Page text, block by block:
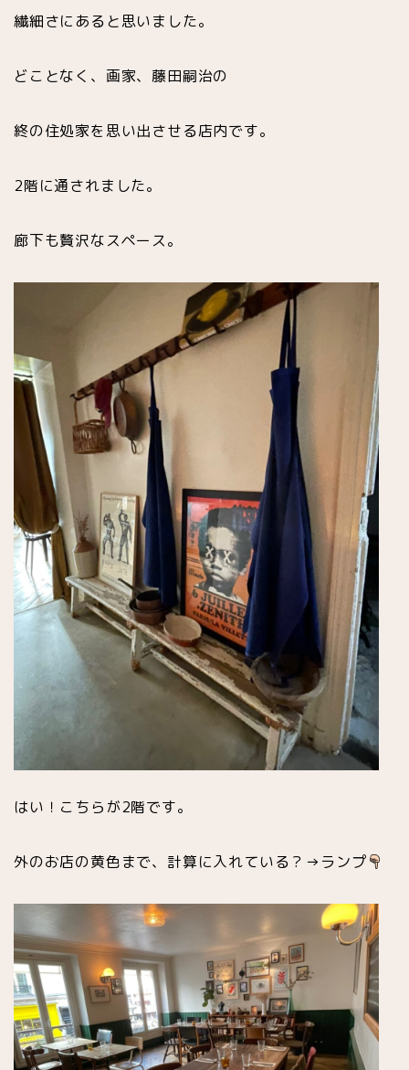
繊細さにあると思いました。
どことなく、画家、藤田嗣治の
終の住処家を思い出させる店内です。
2階に通されました。
廊下も贅沢なスペース。
はい！こちらが2階です。
外のお店の黄色まで、計算に入れている？→ランプ